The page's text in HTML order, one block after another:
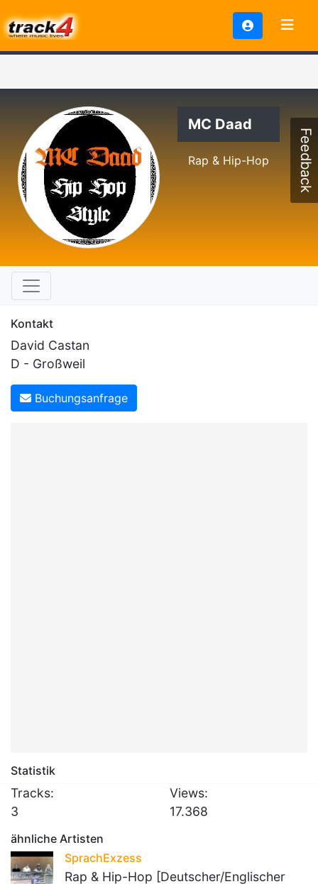
MC Daad
Rap & Hip-Hop
Kontakt
David Castan
D - Großweil
Buchungsanfrage
Statistik
Tracks:
3
Views:
17.368
ähnliche Artisten
SprachExzess
Rap & Hip-Hop [Deutscher/Englischer
Feedback